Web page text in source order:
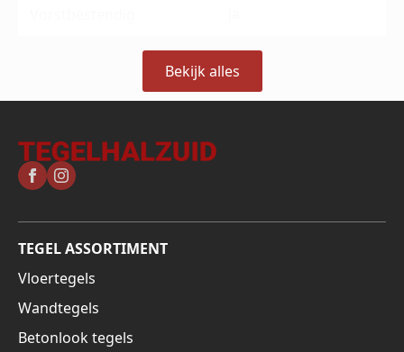
Bekijk alles
TEGEL ASSORTIMENT
Vloertegels
Wandtegels
Betonlook tegels